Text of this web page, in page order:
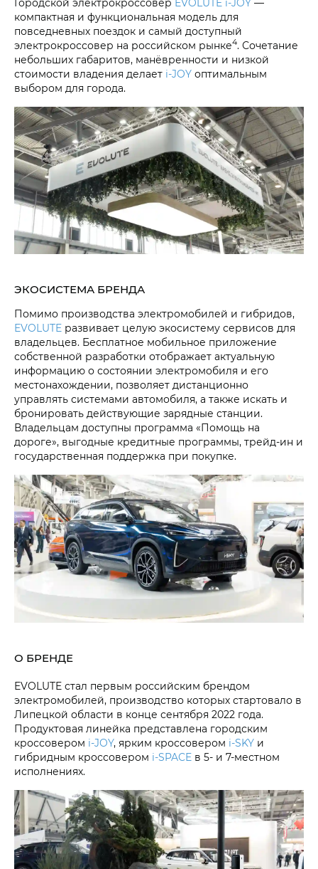
компактная и функциональная модель для
повседневных поездок и самый доступный
электрокроссовер на российском рынке4. Сочетание
небольших габаритов, манёвренности и низкой
стоимости владения делает i‑JOY оптимальным
выбором для города.
ЭКОСИСТЕМА БРЕНДА
Помимо производства электромобилей и гибридов,
EVOLUTE развивает целую экосистему сервисов для
владельцев. Бесплатное мобильное приложение
собственной разработки отображает актуальную
информацию о состоянии электромобиля и его
местонахождении, позволяет дистанционно
управлять системами автомобиля, а также искать и
бронировать действующие зарядные станции.
Владельцам доступны программа «Помощь на
дороге», выгодные кредитные программы, трейд-ин и
государственная поддержка при покупке.
О БРЕНДЕ
EVOLUTE стал первым российским брендом
электромобилей, производство которых стартовало в
Липецкой области в конце сентября 2022 года.
Продуктовая линейка представлена городским
кроссовером i‑JOY, ярким кроссовером i‑SKY и
гибридным кроссовером i‑SPACE в 5- и 7-местном
исполнениях.